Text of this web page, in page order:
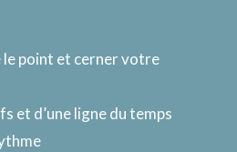
le point et cerner votre
et d’une ligne du temps